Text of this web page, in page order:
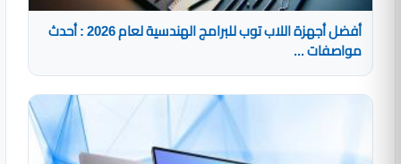
أفضل أجهزة اللاب توب للبرامج الهندسية لعام 2026 : أحدث
مواصفات ...